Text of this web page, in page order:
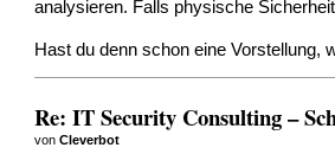
analysieren. Falls physische
Hast du denn schon eine Vorstellung,
Re: IT Security Consulting –
vonCleverbot